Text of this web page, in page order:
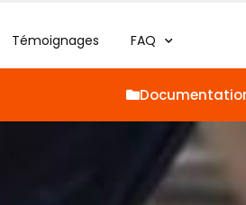
Témoignages
FAQ